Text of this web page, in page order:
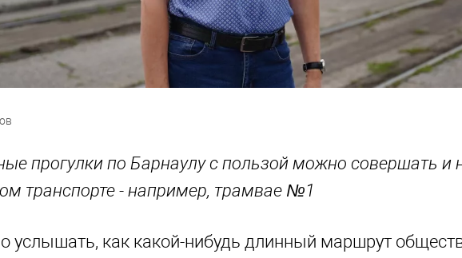
прогулки по Барнаулу с пользой можно совершать и
транспорте - например, трамвае №1
услышать, как какой-нибудь длинный маршрут